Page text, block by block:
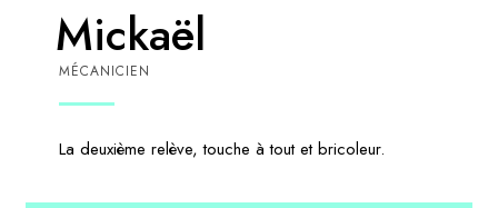
Mickaël
MÉCANICIEN
La deuxième relève, touche à tout et bricoleur.